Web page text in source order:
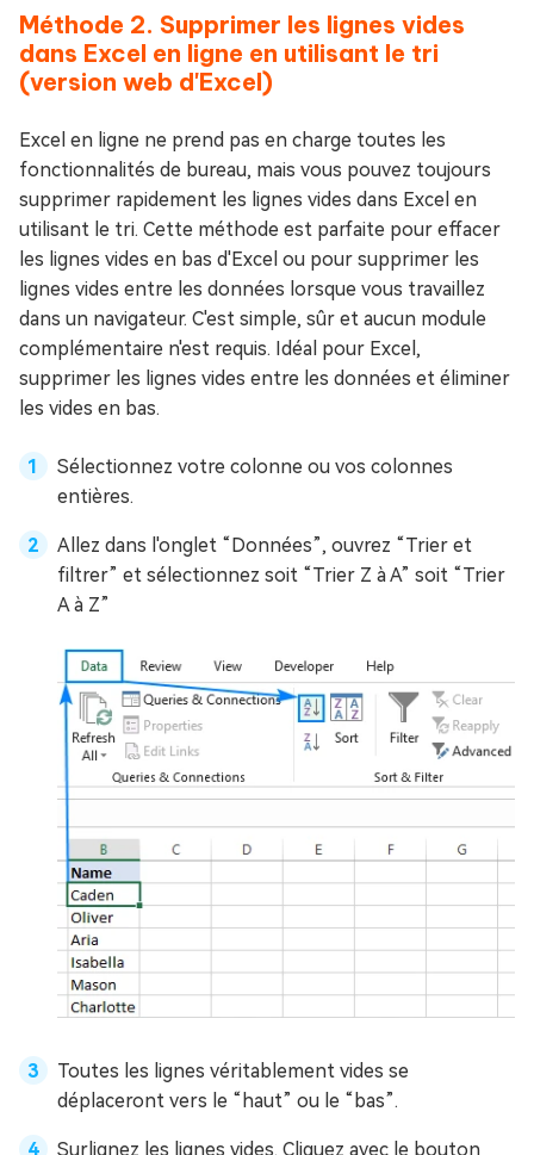
Méthode 2. Supprimer les lignes vides
dans Excel en ligne en utilisant le tri
(version web d'Excel)
Excel en ligne ne prend pas en charge toutes les
fonctionnalités de bureau, mais vous pouvez toujours
supprimer rapidement les lignes vides dans Excel en
utilisant le tri. Cette méthode est parfaite pour effacer
les lignes vides en bas d'Excel ou pour supprimer les
lignes vides entre les données lorsque vous travaillez
dans un navigateur. C'est simple, sûr et aucun module
complémentaire n'est requis. Idéal pour Excel,
supprimer les lignes vides entre les données et éliminer
les vides en bas.
Sélectionnez votre colonne ou vos colonnes
entières.
Allez dans l'onglet “Données”, ouvrez “Trier et
filtrer” et sélectionnez soit “Trier Z à A” soit “Trier
A à Z”
Toutes les lignes véritablement vides se
déplaceront vers le “haut” ou le “bas”.
Surlignez les lignes vides. Cliquez avec le bouton